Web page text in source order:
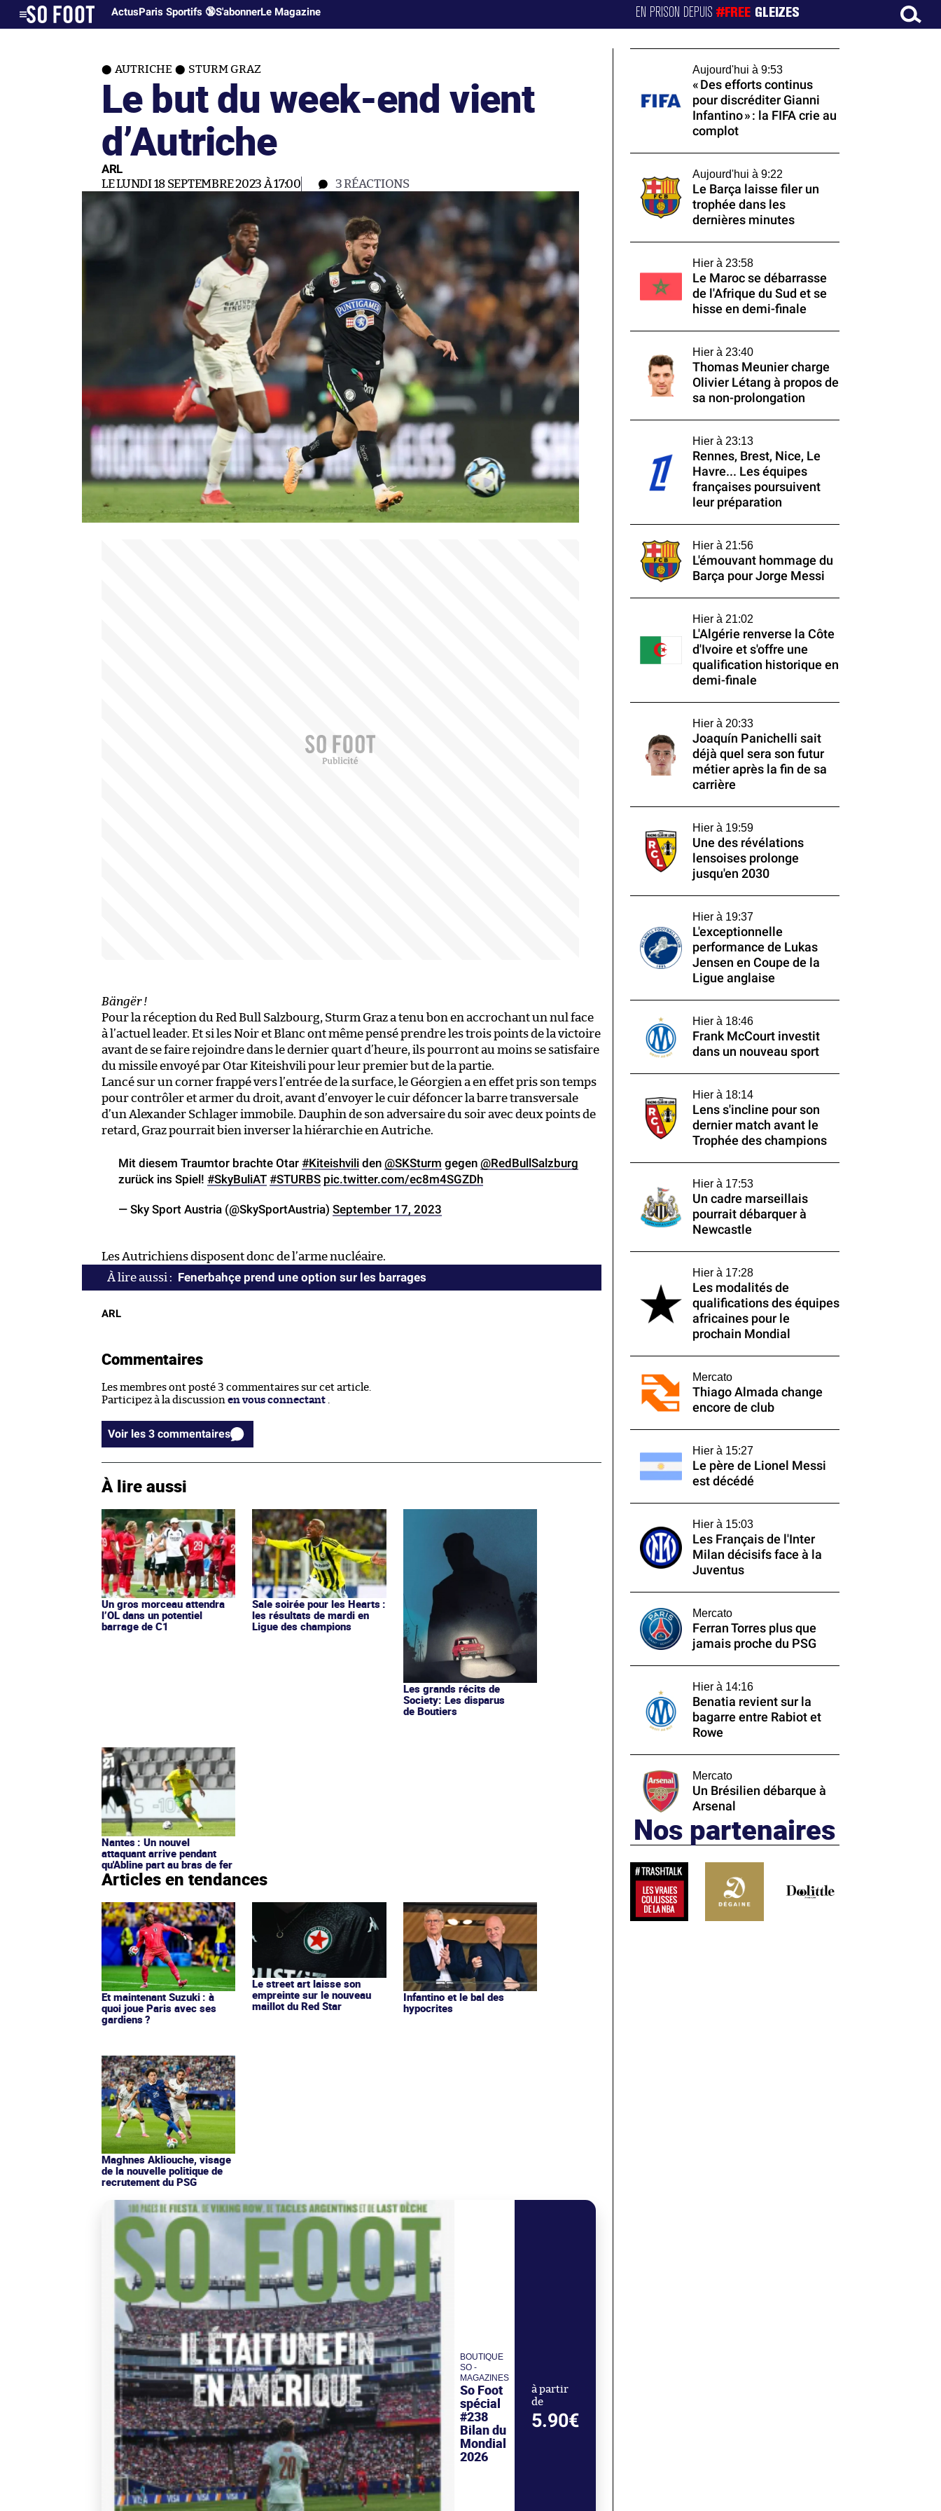
ActusParis Sportifs 🔞S'abonnerLe Magazine EN PRISON DEPUIS#FREE GLEIZES
AUTRICHE STURM GRAZ
Le but du week-end vient
d’Autriche
ARL
LE LUNDI 18 SEPTEMBRE 2023 À 17:00 3RÉACTIONS
Bängër !
Pour la réception du Red Bull Salzbourg, Sturm Graz a tenu bon en accrochant un nul face
à l’actuel leader. Et si les Noir et Blanc ont même pensé prendre les trois points de la victoire
avant de se faire rejoindre dans le dernier quart d’heure, ils pourront au moins se satisfaire
du missile envoyé par Otar Kiteishvili pour leur premier but de la partie.
Lancé sur un corner frappé vers l’entrée de la surface, le Géorgien a en effet pris son temps
pour contrôler et armer du droit, avant d’envoyer le cuir défoncer la barre transversale
d’un Alexander Schlager immobile. Dauphin de son adversaire du soir avec deux points de
retard, Graz pourrait bien inverser la hiérarchie en Autriche.
Mit diesem Traumtor brachte Otar #Kiteishvili den @SKSturm gegen @RedBullSalzburg
zurück ins Spiel! #SkyBuliAT #STURBS pic.twitter.com/ec8m4SGZDh
— Sky Sport Austria (@SkySportAustria) September 17, 2023
Les Autrichiens disposent donc de l’arme nucléaire.
Fenerbahçe prend une option sur les barrages
ARL
Commentaires
Les membres ont posté 3 commentaires sur cet article.
Participez à la discussion en vous connectant
Voir les 3 commentaires
À lire aussi
Un gros morceau attendra
l’OL dans un potentiel
barrage de C1
Sale soirée pour les Hearts :
les résultats de mardi en
Ligue des champions
Les grands récits de
Society: Les disparus
de Boutiers
Nantes : Un nouvel
attaquant arrive pendant
qu'Abline part au bras de fer
Articles en tendances
Et maintenant Suzuki : à
quoi joue Paris avec ses
gardiens ?
Le street art laisse son
empreinte sur le nouveau
maillot du Red Star
Infantino et le bal des
hypocrites
Maghnes Akliouche, visage
de la nouvelle politique de
recrutement du PSG
BOUTIQUE
SO -
MAGAZINES
So Foot
spécial
#238
Bilan du
Mondial
2026
à partir
de
5.90€
Aujourd'hui à 9:53
« Des efforts continus
pour discréditer Gianni
Infantino » : la FIFA crie au
complot
Aujourd'hui à 9:22
Le Barça laisse filer un
trophée dans les
dernières minutes
Hier à 23:58
Le Maroc se débarrasse
de l'Afrique du Sud et se
hisse en demi-finale
Hier à 23:40
Thomas Meunier charge
Olivier Létang à propos de
sa non-prolongation
Hier à 23:13
Rennes, Brest, Nice, Le
Havre... Les équipes
françaises poursuivent
leur préparation
Hier à 21:56
L'émouvant hommage du
Barça pour Jorge Messi
Hier à 21:02
L'Algérie renverse la Côte
d'Ivoire et s'offre une
qualification historique en
demi-finale
Hier à 20:33
Joaquín Panichelli sait
déjà quel sera son futur
métier après la fin de sa
carrière
Hier à 19:59
Une des révélations
lensoises prolonge
jusqu'en 2030
Hier à 19:37
L'exceptionnelle
performance de Lukas
Jensen en Coupe de la
Ligue anglaise
Hier à 18:46
Frank McCourt investit
dans un nouveau sport
Hier à 18:14
Lens s'incline pour son
dernier match avant le
Trophée des champions
Hier à 17:53
Un cadre marseillais
pourrait débarquer à
Newcastle
Hier à 17:28
Les modalités de
qualifications des équipes
africaines pour le
prochain Mondial
Mercato
Thiago Almada change
encore de club
Hier à 15:27
Le père de Lionel Messi
est décédé
Hier à 15:03
Les Français de l'Inter
Milan décisifs face à la
Juventus
Mercato
Ferran Torres plus que
jamais proche du PSG
Hier à 14:16
Benatia revient sur la
bagarre entre Rabiot et
Rowe
Mercato
Un Brésilien débarque à
Arsenal
Nos partenaires